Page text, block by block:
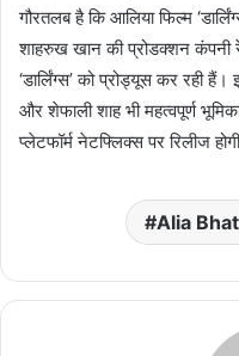
गौरतलब है कि आलिया फिल्म
शाहरुख खान की प्रोडक्शन
‘डार्लिंग्स’ को प्रोड्यूस कर रही
और शेफाली शाह भी महत्वपूर्ण
प्लेटफॉर्म नेटफ्लिक्स पर रिलीज
Alia